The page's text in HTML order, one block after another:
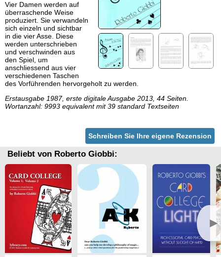
Vier Damen werden auf
überraschende Weise
produziert. Sie verwandeln
sich einzeln und sichtbar
in die vier Asse. Diese
werden unterschrieben
und verschwinden aus
den Spiel, um
anschliessend aus vier
verschiedenen Taschen
des Vorführenden hervorgeholt zu werden.
Erstausgabe 1987, erste digitale Ausgabe 2013, 44 Seiten.
Wortanzahl: 9993 equivalent mit 39 standard Textseiten
Schreiben Sie Ihre eigene Rezension
Beliebt von Roberto Giobbi:
►